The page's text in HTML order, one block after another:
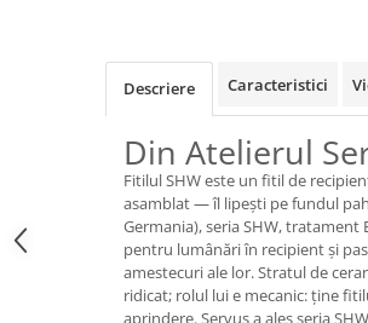
Descriere Caracteristici
Din Atelierul
Fitilul SHW este un fitil de
asamblat — îl lipești pe fundul
Germania), seria SHW,
pentru lumânări în recipient și
amestecuri ale lor. Stratul de
ridicat; rolul lui e mecanic: ține
aprindere. Servus a ales seria